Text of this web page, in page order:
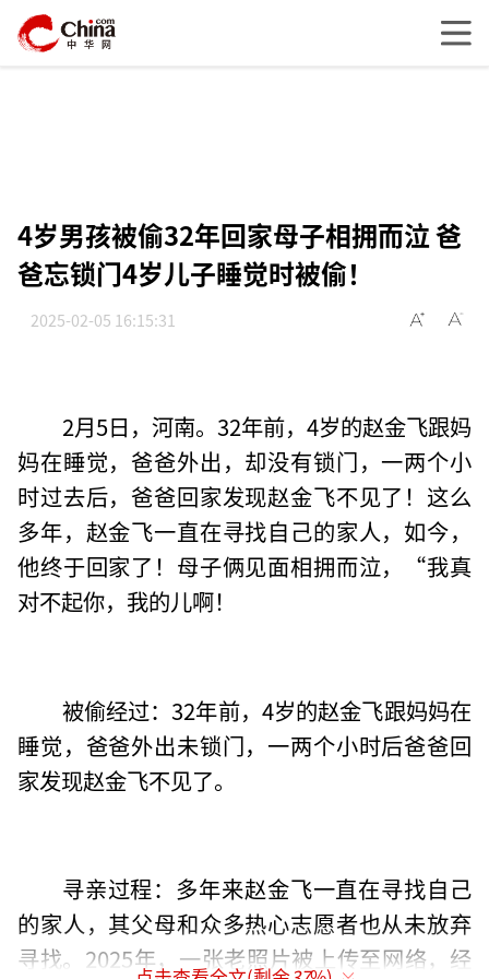
4岁男孩被偷32年回家母子相拥而泣 爸
爸忘锁门4岁儿子睡觉时被偷！
2025-02-05 16:15:31
2月5日，河南。32年前，4岁的赵金飞跟妈
妈在睡觉，爸爸外出，却没有锁门，一两个小
时过去后，爸爸回家发现赵金飞不见了！这么
多年，赵金飞一直在寻找自己的家人，如今，
他终于回家了！母子俩见面相拥而泣，“我真
对不起你，我的儿啊！
被偷经过：32年前，4岁的赵金飞跟妈妈在
睡觉，爸爸外出未锁门，一两个小时后爸爸回
家发现赵金飞不见了。
寻亲过程：多年来赵金飞一直在寻找自己
的家人，其父母和众多热心志愿者也从未放弃
寻找。2025年，一张老照片被上传至网络，经